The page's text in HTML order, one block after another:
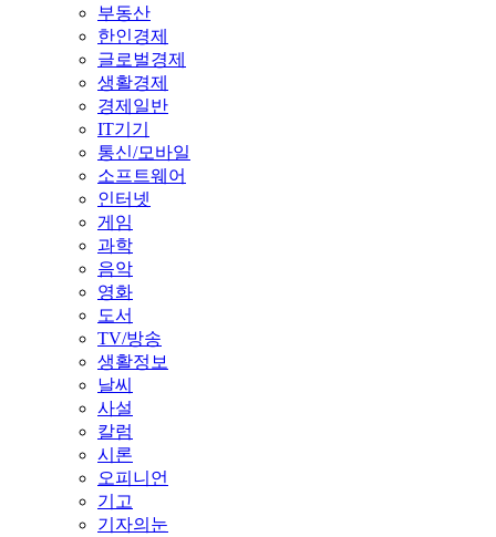
부동산
한인경제
글로벌경제
생활경제
경제일반
IT기기
통신/모바일
소프트웨어
인터넷
게임
과학
음악
영화
도서
TV/방송
생활정보
날씨
사설
칼럼
시론
오피니언
기고
기자의눈